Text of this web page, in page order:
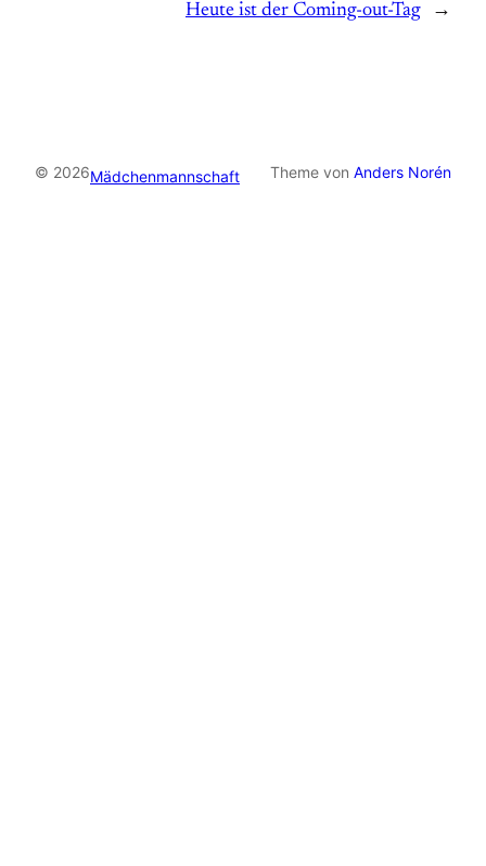
Heute ist der Coming-out-Tag
→
© 2026Mädchenmannschaft Theme von Anders Norén